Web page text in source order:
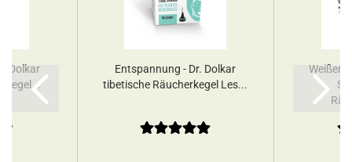
Dolkar
Entspannung - Dr. Dolkar
tibetische Räucherkegel Les...
Weißer